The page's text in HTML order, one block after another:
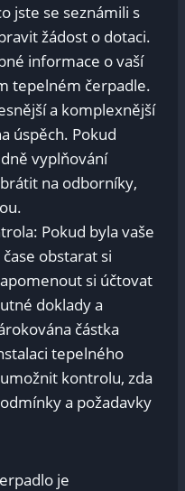
jste se seznámili s
žádost o dotaci.
informace o vaší
tepelném čerpadle.
a komplexnější
úspěch. Pokud
vyplňování
na odborníky,
Pokud byla vaše
obstarat si
si účtovat
doklady a
částka
tepelného
kontrolu, zda
a požadavky
je